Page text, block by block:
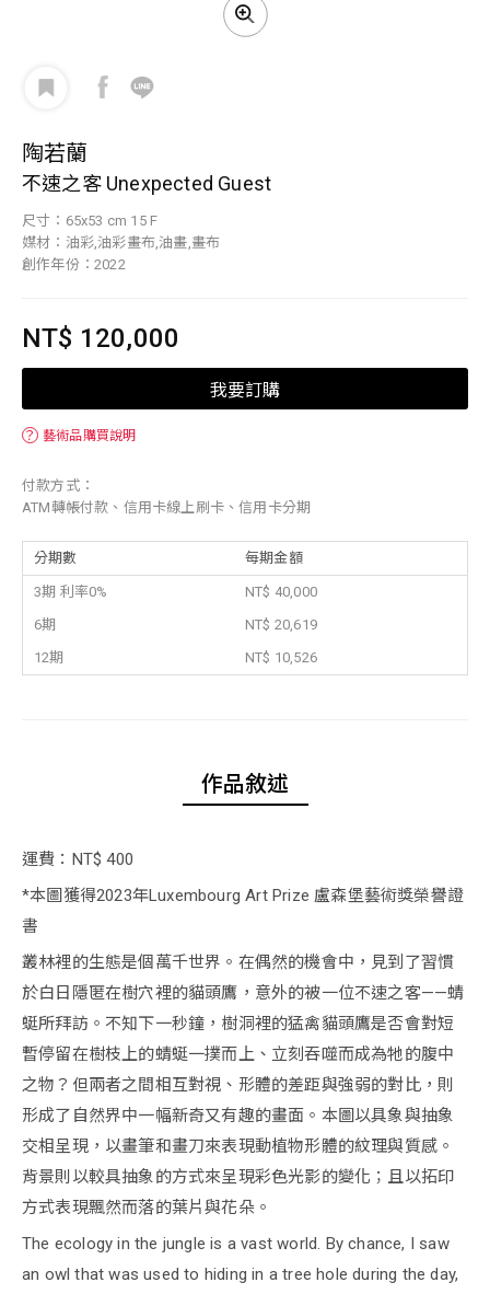
陶若蘭
不速之客 Unexpected Guest
尺寸：65x53 cm 15 F
媒材：油彩,油彩畫布,油畫,畫布
創作年份：2022
NT$ 120,000
我要訂購
？ 藝術品購買說明
付款方式：
ATM轉帳付款、信用卡線上刷卡、信用卡分期
分期數 每期金額
3期 利率0%
NT$ 40,000
6期
NT$ 20,619
12期
NT$ 10,526
作品敘述
運費：NT$ 400
*本圖獲得2023年Luxembourg Art Prize 盧森堡藝術獎榮譽證
書
叢林裡的生態是個萬千世界。在偶然的機會中，見到了習慣
於白日隱匿在樹穴裡的貓頭鷹，意外的被一位不速之客——蜻
蜓所拜訪。不知下一秒鐘，樹洞裡的猛禽貓頭鷹是否會對短
暫停留在樹枝上的蜻蜓一撲而上、立刻吞噬而成為牠的腹中
之物？但兩者之間相互對視、形體的差距與強弱的對比，則
形成了自然界中一幅新奇又有趣的畫面。本圖以具象與抽象
交相呈現，以畫筆和畫刀來表現動植物形體的紋理與質感。
背景則以較具抽象的方式來呈現彩色光影的變化；且以拓印
方式表現飄然而落的葉片與花朵。
The ecology in the jungle is a vast world. By chance, I saw
an owl that was used to hiding in a tree hole during the day,